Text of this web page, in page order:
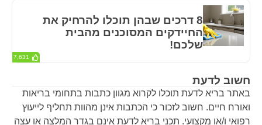
חשוב לדעת
באתר בריא לדעת תוכלו לקרוא מגוון כתבות בתחומי בריאות
ואורח חיים. חשוב לזכור כי הכתבות אינן מהוות תחליף לייעוץ
רפואי ו/או מקצועי. תכני בריא לדעת אינם בגדר המלצה או עצה
8 דרכים שבהן תוכלו להרחיק את
החיידקים המסוכנים מהבית
שלכם!
7,631